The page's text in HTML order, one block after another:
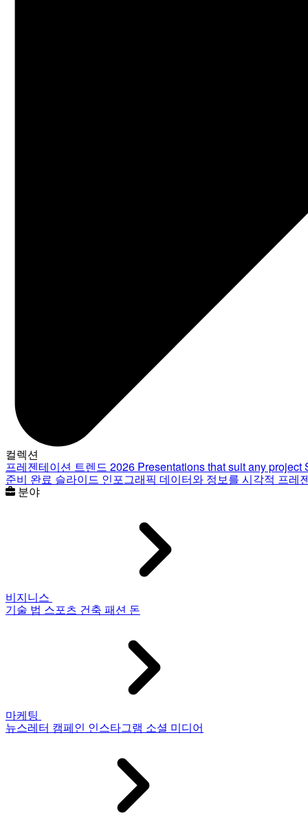
컬렉션
프레젠테이션 트렌드 2026 Presentations that suit any project
준비 완료 슬라이드 인포그래픽 데이터와 정보를 시각적 프레
분야
비지니스
기술 법 스포츠 건축 패션 돈
마케팅
뉴스레터 캠페인 인스타그램 소셜 미디어